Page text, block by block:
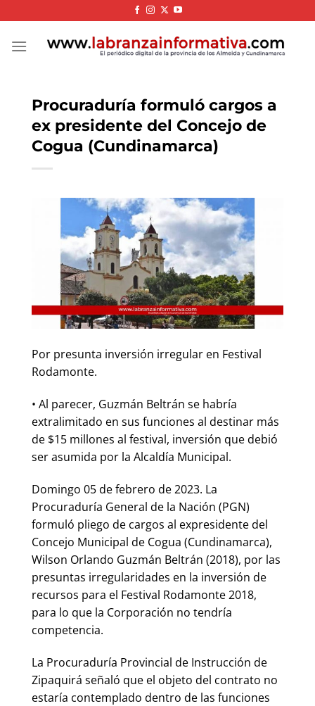
to
content
Procuraduría formuló cargos a
ex presidente del Concejo de
Cogua (Cundinamarca)
Por presunta inversión irregular en Festival
Rodamonte.
• Al parecer, Guzmán Beltrán se habría
extralimitado en sus funciones al destinar más
de $15 millones al festival, inversión que debió
ser asumida por la Alcaldía Municipal.
Domingo 05 de febrero de 2023. La
Procuraduría General de la Nación (PGN)
formuló pliego de cargos al expresidente del
Concejo Municipal de Cogua (Cundinamarca),
Wilson Orlando Guzmán Beltrán (2018), por las
presuntas irregularidades en la inversión de
recursos para el Festival Rodamonte 2018,
para lo que la Corporación no tendría
competencia.
La Procuraduría Provincial de Instrucción de
Zipaquirá señaló que el objeto del contrato no
estaría contemplado dentro de las funciones